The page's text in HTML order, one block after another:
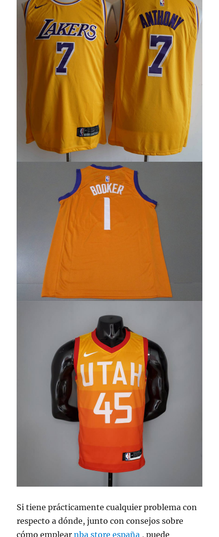
Si tiene prácticamente cualquier problema con
respecto a dónde, junto con consejos sobre
cómo emplearnba store españa , puede